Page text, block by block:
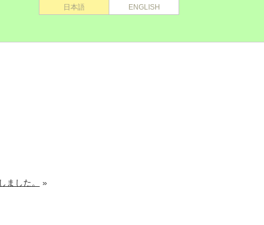
日本語 ENGLISH
ました。 »